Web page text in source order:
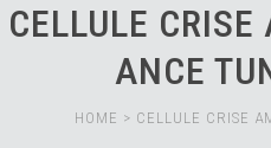
CELLULE
ANCE
HOME > CELLULE CRISE